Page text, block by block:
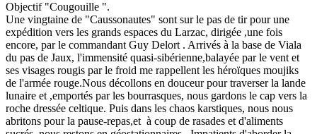
Objectif "Cougouille ".
Une vingtaine de "Caussonautes" sont sur le pas de tir pour une
expédition vers les grands espaces du Larzac, dirigée ,une fois
encore, par le commandant Guy Delort . Arrivés à la base de Viala
du pas de Jaux, l'immensité quasi-sibérienne,balayée par le vent et
ses visages rougis par le froid me rappellent les héroïques moujiks
de l'armée rouge.Nous décollons en douceur pour traverser la lande
lunaire et ,emportés par les bourrasques, nous gardons le cap vers la
roche dressée celtique. Puis dans les chaos karstiques, nous nous
abritons pour la pause-repas,et à coup de rasades et d'aliments